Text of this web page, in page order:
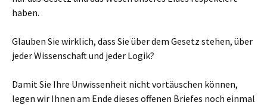
haben.
Glauben Sie wirklich, dass Sie über dem Gesetz stehen, über
jeder Wissenschaft und jeder Logik?
Damit Sie Ihre Unwissenheit nicht vortäuschen können,
legen wir Ihnen am Ende dieses offenen Briefes noch einmal